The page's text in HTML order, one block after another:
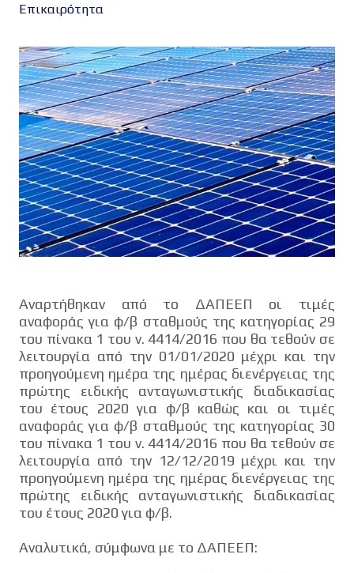
Επικαιρότητα
Αναρτήθηκαν από το ΔΑΠΕΕΠ οι τιμές
αναφοράς για φ/β σταθμούς της κατηγορίας 29
του πίνακα 1 του ν. 4414/2016 που θα τεθούν σε
λειτουργία από την 01/01/2020 μέχρι και την
προηγούμενη ημέρα της ημέρας διενέργειας της
πρώτης ειδικής ανταγωνιστικής διαδικασίας
του έτους 2020 για φ/β καθώς και οι τιμές
αναφοράς για φ/β σταθμούς της κατηγορίας 30
του πίνακα 1 του ν. 4414/2016 που θα τεθούν σε
λειτουργία από την 12/12/2019 μέχρι και την
προηγούμενη ημέρα της ημέρας διενέργειας της
πρώτης ειδικής ανταγωνιστικής διαδικασίας
του έτους 2020 για φ/β.
Αναλυτικά, σύμφωνα με το ΔΑΠΕΕΠ: